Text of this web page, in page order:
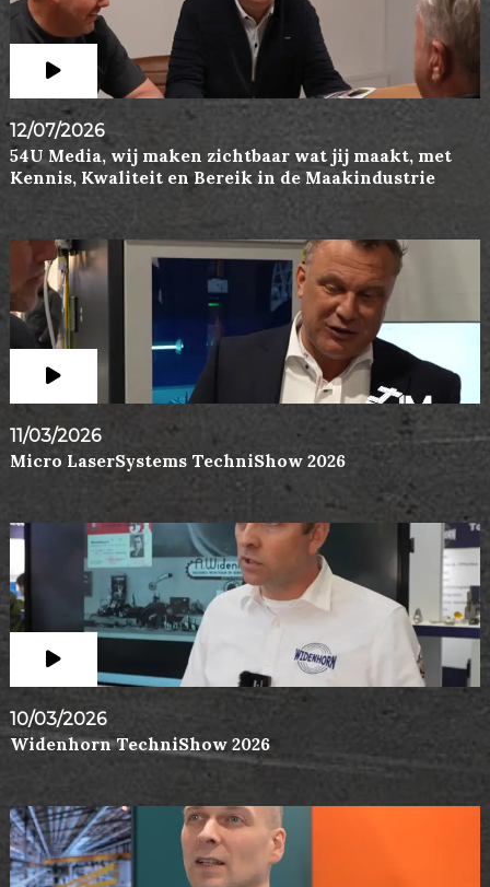
12/07/2026
54U Media, wij maken zichtbaar wat jij maakt, met
Kennis, Kwaliteit en Bereik in de Maakindustrie
11/03/2026
Micro LaserSystems TechniShow 2026
10/03/2026
Widenhorn TechniShow 2026